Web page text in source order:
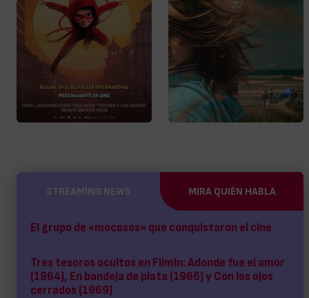
STREAMING NEWS MIRA QUIÉN HABLA
El grupo de «mocosos» que conquistaron el cine
Tres tesoros ocultos en Filmin: Adonde fue el amor
(1964), En bandeja de plata (1966) y Con los ojos
cerrados (1969)